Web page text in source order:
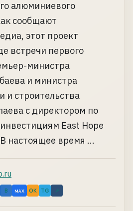
алюминиевого
сообщают
этот проект
встречи первого
министра
и министра
и строительства
с директором по
East Hope
настоящее время ...
B MAX OK TG ↗